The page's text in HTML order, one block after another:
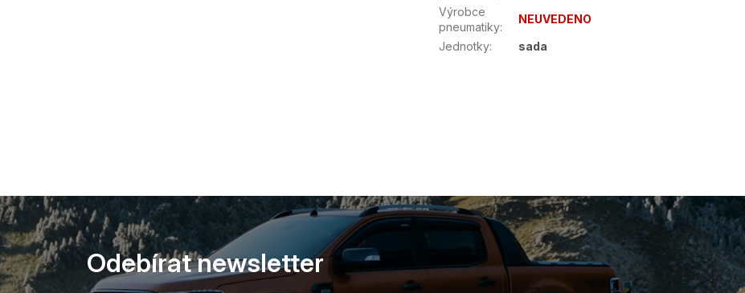
Výrobce
pneumatiky:
NEUVEDENO
Jednotky: sada
Odebírat newsletter